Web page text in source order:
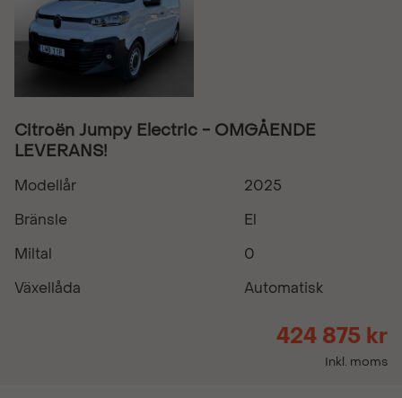
Citroën Jumpy Electric - OMGÅENDE
LEVERANS!
Modellår
2025
Bränsle
El
Miltal
0
Växellåda
Automatisk
424 875 kr
Inkl. moms